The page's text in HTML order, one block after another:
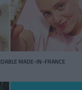
MADE-IN-FRANCE